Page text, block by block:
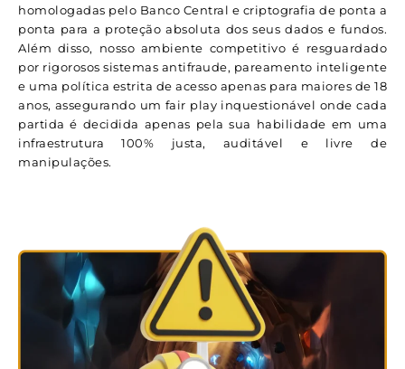
homologadas pelo Banco Central e criptografia de ponta a
ponta para a proteção absoluta dos seus dados e fundos.
Além disso, nosso ambiente competitivo é resguardado
por rigorosos sistemas antifraude, pareamento inteligente
e uma política estrita de acesso apenas para maiores de 18
anos, assegurando um fair play inquestionável onde cada
partida é decidida apenas pela sua habilidade em uma
infraestrutura 100% justa, auditável e livre de
manipulações.